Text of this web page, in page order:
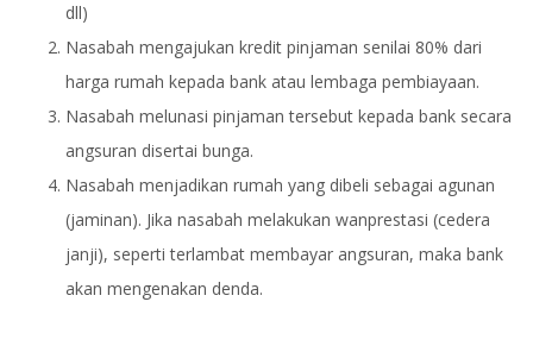
dll)
Nasabah mengajukan kredit pinjaman senilai 80% dari
harga rumah kepada bank atau lembaga pembiayaan.
Nasabah melunasi pinjaman tersebut kepada bank secara
angsuran disertai bunga.
Nasabah menjadikan rumah yang dibeli sebagai agunan
(jaminan). Jika nasabah melakukan wanprestasi (cedera
janji), seperti terlambat membayar angsuran, maka bank
akan mengenakan denda.